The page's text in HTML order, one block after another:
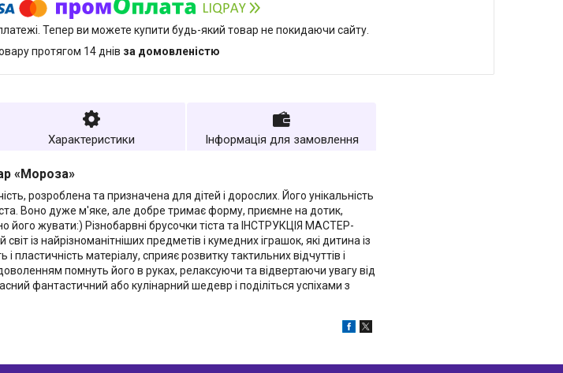
Тепер ви можете купити будь-який товар не покидаючи сайту.
протягом 14 днів за домовленістю
Характеристики Інформація для замовлення
«Мороза»
розроблена та призначена для дітей і дорослих. Його унікальність
Воно дуже м'яке, але добре тримає форму, приємне на дотик,
його жувати:) Різнобарвні брусочки тіста та ІНСТРУКЦІЯ МАСТЕР-
із найрізноманітніших предметів і кумедних іграшок, які дитина із
пластичність матеріалу, сприяє розвитку тактильних відчуттів і
помнуть його в руках, релаксуючи та відвертаючи увагу від
фантастичний або кулінарний шедевр і поділіться успіхами з